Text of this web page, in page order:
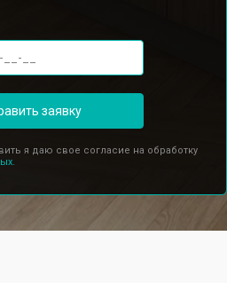
заявку
я даю свое согласие на обработку